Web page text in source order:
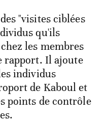
"visites ciblées
qu'ils
les membres
rapport. Il ajoute
individus
de Kaboul et
points de contrôle